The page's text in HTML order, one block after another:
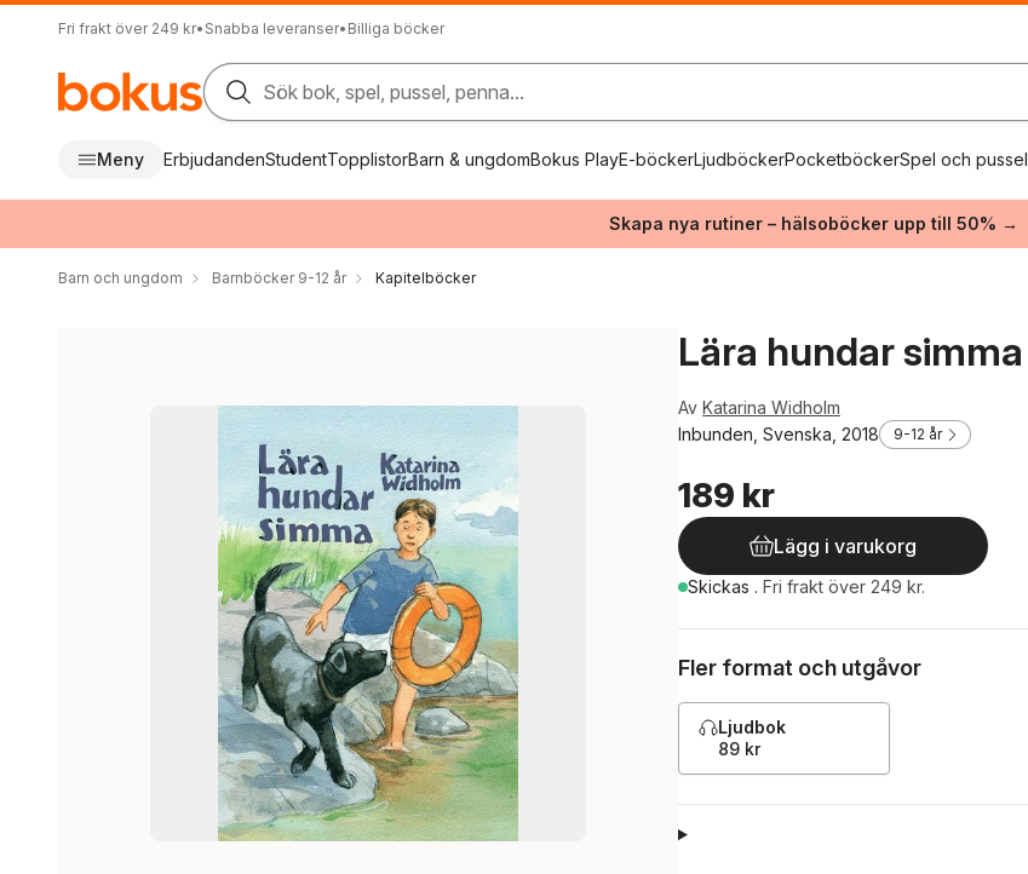
Fri frakt över 249 kr• Snabba leveranser• Billiga böcker
Sök bok, spel, pussel, penna...
Meny ErbjudandenStudentTopplistorBarn & ungdomBokus PlayE-böckerLjudböckerPocketböckerSpel och pussel
Skapa nya rutiner – hälsoböcker upp till 50% →
Barn och ungdom Barnböcker 9-12 år Kapitelböcker
Lära hundar simma
Av Katarina Widholm
Inbunden, Svenska, 2018
9-12 år
189 kr
Lägg i varukorg
Skickas . Fri frakt över 249 kr.
Fler format och utgåvor
Ljudbok
89 kr